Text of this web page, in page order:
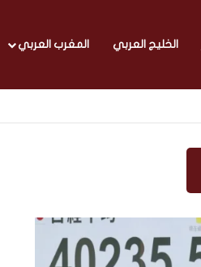
الخليج العربي المغرب العربي